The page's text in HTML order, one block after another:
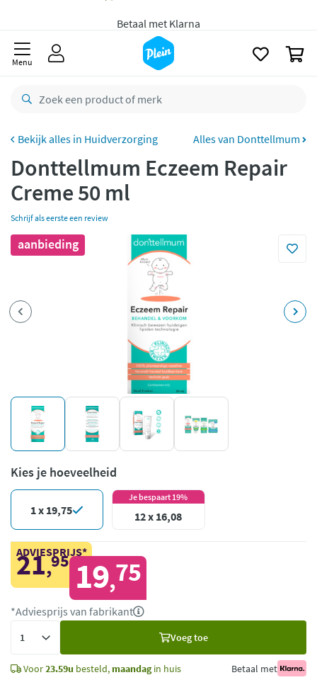
besteld,
Gratisretourneren
Menu
Huidverzorging Alles van Donttellmum
Donttellmum Eczeem Repair
Creme 50 ml
Schrijf als eerste een review
aanbieding
Kies je hoeveelheid
1 x 19,75
Je bespaart 19%
12 x 16,08
ADVIESPRIJS*
21,95 19,75
*Adviesprijs van fabrikant
Voeg toe
Voor23.59u besteld, maandagin huis Betaal met